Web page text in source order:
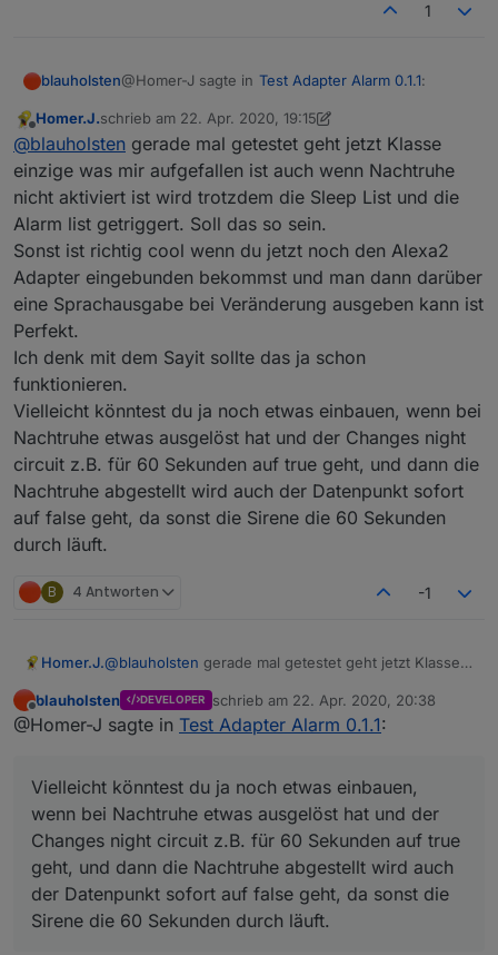
1
blauholsten@Homer-J sagte in Test Adapter Alarm 0.1.1:
@blauholstenjab das iss es.
erledigt in der neuen Version! Man kann sich die
Zeit in der Konfig einstellen, wie lange der
Datenpunkt info...... aktiv sein soll! Bitte testen und
feedback geben.
Offline
Homer.J.schrieb am 22. Apr. 2020, 19:15
zuletzt editiert von Homer.J.
@blauholsten gerade mal getestet geht jetzt Klasse
einzige was mir aufgefallen ist auch wenn Nachtruhe
nicht aktiviert ist wird trotzdem die Sleep List und die
Alarm list getriggert. Soll das so sein.
Sonst ist richtig cool wenn du jetzt noch den Alexa2
Adapter eingebunden bekommst und man dann darüber
eine Sprachausgabe bei Veränderung ausgeben kann ist
Perfekt.
Ich denk mit dem Sayit sollte das ja schon
funktionieren.
Vielleicht könntest du ja noch etwas einbauen, wenn bei
Nachtruhe etwas ausgelöst hat und der Changes night
circuit z.B. für 60 Sekunden auf true geht, und dann die
Nachtruhe abgestellt wird auch der Datenpunkt sofort
auf false geht, da sonst die Sirene die 60 Sekunden
durch läuft.
B 4 Antworten -1
Homer.J.@blauholsten gerade mal getestet geht jetzt Klasse
nicht aktiviert ist wird trotzdem die Sleep List und die
Alarm list getriggert. Soll das so sein.
darüber eine Sprachausgabe bei Veränderung
ausgeben kann ist Perfekt.
Ich denk mit dem Sayit sollte das ja schon
funktionieren.
Vielleicht könntest du ja noch etwas einbauen, wenn
bei Nachtruhe etwas ausgelöst hat und der Changes
night circuit z.B. für 60 Sekunden auf true geht, und
Offline
blauholsten DEVELOPER schrieb am 22. Apr. 2020, 20:38
zuletzt editiert von
@Homer-J sagte in Test Adapter Alarm 0.1.1:
Vielleicht könntest du ja noch etwas einbauen,
wenn bei Nachtruhe etwas ausgelöst hat und der
Changes night circuit z.B. für 60 Sekunden auf true
geht, und dann die Nachtruhe abgestellt wird auch
der Datenpunkt sofort auf false geht, da sonst die
Sirene die 60 Sekunden durch läuft.